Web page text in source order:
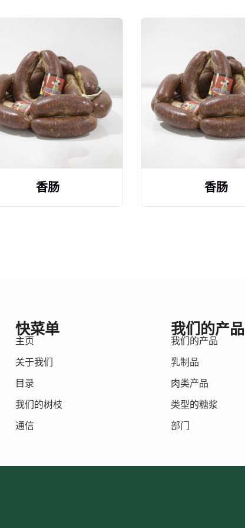
香肠 香肠
快菜单
主页
关于我们
目录
我们的树枝
通信
我们的产品
我们的产品
乳制品
肉类产品
类型的糖浆
部门